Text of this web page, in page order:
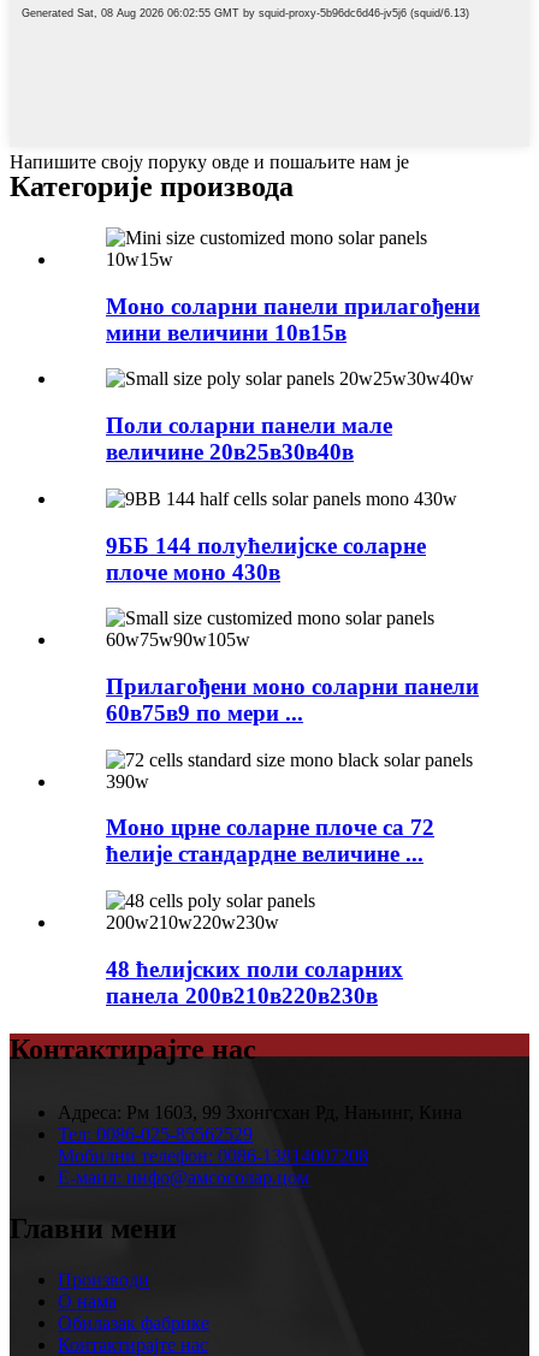
Напишите своју поруку овде и пошаљите нам је
Категорије производа
Моно соларни панели прилагођени
мини величини 10в15в
Поли соларни панели мале
величине 20в25в30в40в
9ББ 144 полућелијске соларне
плоче моно 430в
Прилагођени моно соларни панели
60в75в9 по мери ...
Моно црне соларне плоче са 72
ћелије стандардне величине ...
48 ћелијских поли соларних
панела 200в210в220в230в
Контактирајте нас
Адреса: Рм 1603, 99 Зхонгсхан Рд, Нањинг, Кина
Тел: 0086-025-85562529
Мобилни телефон: 0086-13814007208
Е-маил: инфо@амсосолар.цом
Главни мени
Производи
О нама
Обилазак фабрике
Контактирајте нас